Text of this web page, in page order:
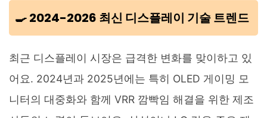
🍳 2024-2026 최신 디스플레이 기술 트렌드
최근 디스플레이 시장은 급격한 변화를 맞이하고 있
어요. 2024년과 2025년에는 특히 OLED 게이밍 모
니터의 대중화와 함께 VRR 깜빡임 해결을 위한 제조